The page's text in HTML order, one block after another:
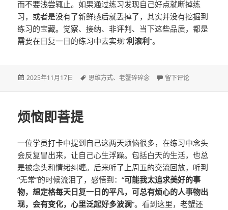
而不要浅尝辄止。如果通过练习发现自己好点就断掉练
习，或者是没有了新鲜感后就丢掉了，其实并没有挖掘到
练习的宝藏。觉察、接纳、非评判、当下这些品质，都是
需要在日复一日的练习中去实现“利滚利”。
发
2025年11月17日
标
思维方式、老蟹碎碎念 于把生活过明白的三种
留下评论
烦恼即菩提
一位学员打卡中提到自己这两天烦恼很多，在练习中念头
会反复冒出来，让自己心生浮躁。包括白天的生活，也总
是被念头和情绪纠缠。后来听了上周五的交流回放，听到
“无常”的时候流泪了，感悟到：“可能我太追求美好的事
物，想定格每天日复一日的平凡，可总有烦心的人事物出
现，会有变化，心里泛起好多波澜”。看到这里，老蟹还